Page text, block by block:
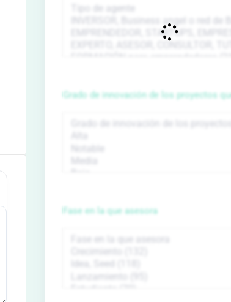
Grado de innovación de los proyectos
Fase en la que asesora